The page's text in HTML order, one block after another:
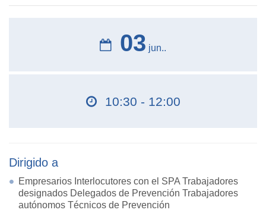
03 jun..
10:30 - 12:00
Dirigido a
Empresarios Interlocutores con el SPA Trabajadores
designados Delegados de Prevención Trabajadores
autónomos Técnicos de Prevención